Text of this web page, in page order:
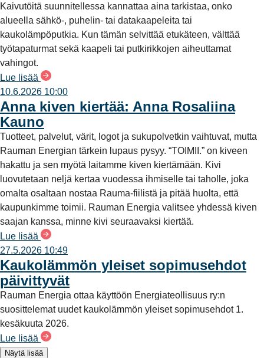
Kaivutöitä suunnitellessa kannattaa aina tarkistaa, onko
alueella sähkö-, puhelin- tai datakaapeleita tai
kaukolämpöputkia. Kun tämän selvittää etukäteen, välttää
työtapaturmat sekä kaapeli tai putkirikkojen aiheuttamat
vahingot.
Lue lisää
10.6.2026 10:00
Anna kiven kiertää: Anna Rosaliina
Kauno
Tuotteet, palvelut, värit, logot ja sukupolvetkin vaihtuvat, mutta
Rauman Energian tärkein lupaus pysyy. “TOIMII.” on kiveen
hakattu ja sen myötä laitamme kiven kiertämään. Kivi
luovutetaan neljä kertaa vuodessa ihmiselle tai taholle, joka
omalta osaltaan nostaa Rauma-fiilistä ja pitää huolta, että
kaupunkimme toimii. Rauman Energia valitsee yhdessä kiven
saajan kanssa, minne kivi seuraavaksi kiertää.
Lue lisää
27.5.2026 10:49
Kaukolämmön yleiset sopimusehdot
päivittyvät
Rauman Energia ottaa käyttöön Energiateollisuus ry:n
suosittelemat uudet kaukolämmön yleiset sopimusehdot 1.
kesäkuuta 2026.
Lue lisää
Näytä lisää